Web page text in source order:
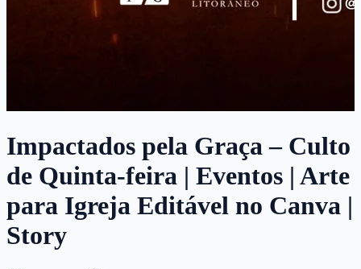
Impactados pela Graça – Culto
de Quinta-feira | Eventos | Arte
para Igreja Editável no Canva |
Story